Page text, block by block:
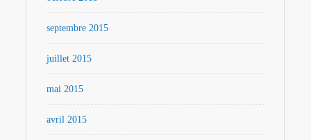
septembre 2015
juillet 2015
mai 2015
avril 2015